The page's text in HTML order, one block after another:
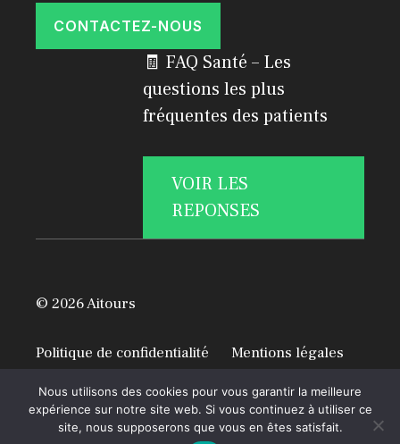
CONTACTEZ-NOUS
🧾 FAQ Santé – Les
questions les plus
fréquentes des patients
VOIR LES
REPONSES
© 2026 Aitours
Politique de confidentialité
Mentions légales
Nous utilisons des cookies pour vous garantir la meilleure
expérience sur notre site web. Si vous continuez à utiliser ce
site, nous supposerons que vous en êtes satisfait.